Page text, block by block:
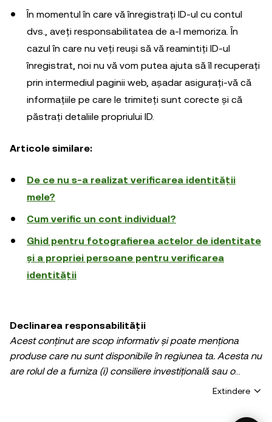
În momentul în care vă înregistrați ID-ul cu contul
dvs., aveți responsabilitatea de a-l memoriza. În
cazul în care nu veți reuși să vă reamintiți ID-ul
înregistrat, noi nu vă vom putea ajuta să îl recuperați
prin intermediul paginii web, așadar asigurați-vă că
informațiile pe care le trimiteți sunt corecte și că
păstrați detaliile propriului ID.
Articole similare:
De ce nu s-a realizat verificarea identității
mele?
Cum verific un cont individual?
Ghid pentru fotografierea actelor de identitate
și a propriei persoane pentru verificarea
identității
Declinarea responsabilității
Acest conținut are scop informativ și poate menționa
produse care nu sunt disponibile în regiunea ta. Acesta nu
are rolul de a furniza (i) consiliere investițională sau o
recomandare de investiție; (ii) nu constituie o ofertă sau
Extindere